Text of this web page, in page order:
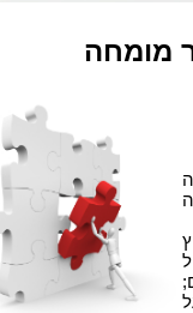
מומחה